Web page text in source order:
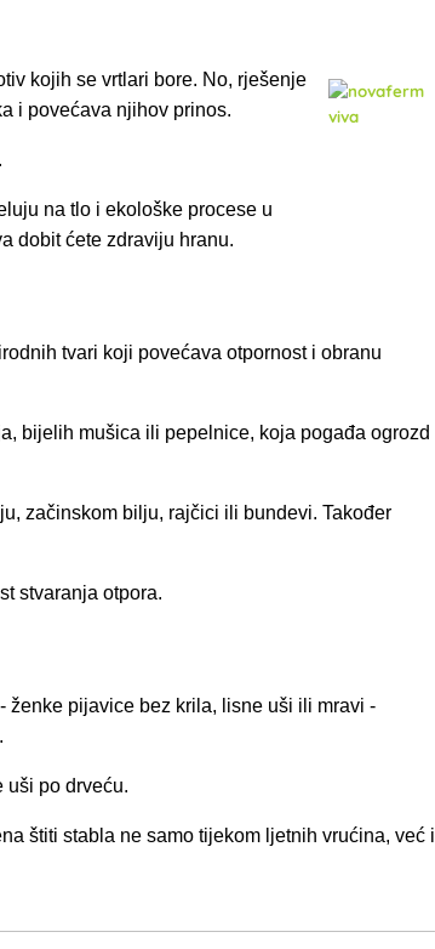
kojih se vrtlari bore. No, rješenje
i povećava njihov prinos.
.
na tlo i ekološke procese u
dobit ćete zdraviju hranu.
tvari koji povećava otpornost i obranu
bijelih mušica ili pepelnice, koja pogađa ogrozd
začinskom bilju, rajčici ili bundevi. Također
stvaranja otpora.
ženke pijavice bez krila, lisne uši ili mravi -
uši po drveću.
štiti stabla ne samo tijekom ljetnih vrućina, već i